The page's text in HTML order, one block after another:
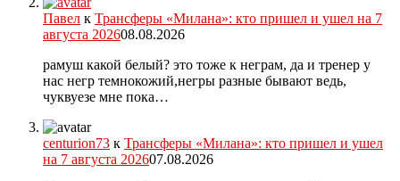
Павел к Трансферы «Милана»: кто пришел и ушел на 7
августа 202608.08.2026
рамуш какой белый? это тоже к неграм, да и тренер у
нас негр темнокожий,негры разные бывают ведь,
чуквуезе мне пока…
centurion73 к Трансферы «Милана»: кто пришел и ушел
на 7 августа 202607.08.2026